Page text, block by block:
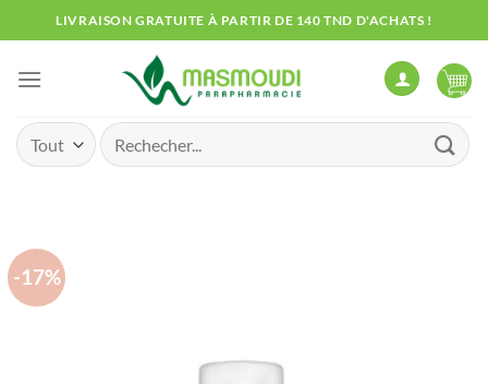
au
contenu
LIVRAISON GRATUITE À PARTIR DE 140 TND D'ACHATS !
Recherche
pour :
-17%